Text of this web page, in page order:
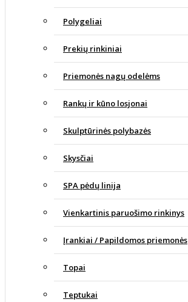
Polygeliai
Prekių rinkiniai
Priemonės nagų odelėms
Rankų ir kūno losjonai
Skulptūrinės polybazės
Skysčiai
SPA pėdų linija
Vienkartinis paruošimo rinkinys
Įrankiai / Papildomos priemonės
Topai
Teptukai